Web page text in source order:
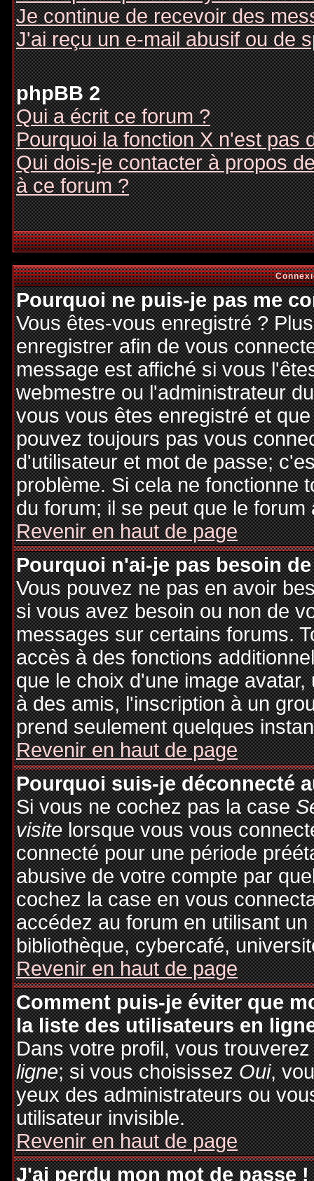
Je continue de recevoir des
J'ai reçu un e-mail abusif ou de
phpBB 2
Qui a écrit ce forum ?
Pourquoi la fonction X n'est pas
Qui dois-je contacter à propos
à ce forum ?
Pourquoi ne puis-je pas me
Vous êtes-vous enregistré ?
enregistrer afin de vous
message est affiché si vous
webmestre ou l'administrateur
vous vous êtes enregistré et
pouvez toujours pas vous
d'utilisateur et mot de passe;
problème. Si cela ne fonctionne
du forum; il se peut que le
Revenir en haut de page
Pourquoi n'ai-je pas besoin
Vous pouvez ne pas en avoir
si vous avez besoin ou non de
messages sur certains forums.
accès à des fonctions
que le choix d'une image
à des amis, l'inscription à un
prend seulement quelques
Revenir en haut de page
Pourquoi suis-je déconnecté
Si vous ne cochez pas la case
visitelorsque vous vous
connecté pour une période
abusive de votre compte par
cochez la case en vous
accédez au forum en utilisant
bibliothèque, cybercafé,
Revenir en haut de page
Comment puis-je éviter que
la liste des utilisateurs en
Dans votre profil, vous
ligne; si vous choisissezOui,
yeux des administrateurs ou
utilisateur invisible.
Revenir en haut de page
J'ai perdu mon mot de passe !